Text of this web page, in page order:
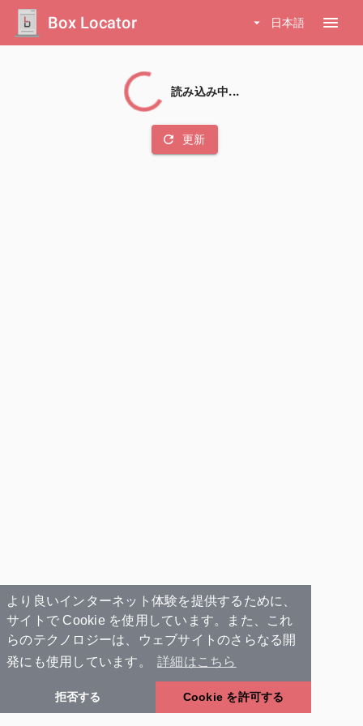
より良いインターネット体験を提供するために、
サイトで Cookie を使用しています。また、これ
らのテクノロジーは、ウェブサイトのさらなる開
発にも使用しています。
詳細はこちら
拒否する Cookie を許可する
Box Locator arrow_drop_down 日本語 menu
読み込み中...
refresh 更新